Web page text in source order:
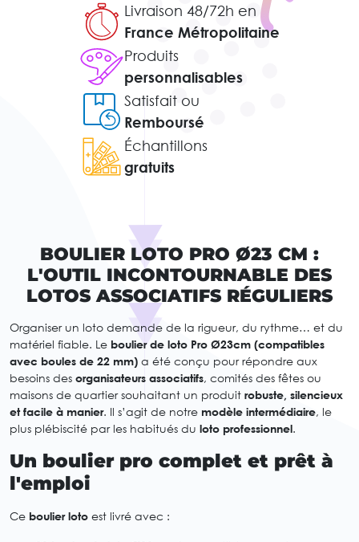
Livraison 48/72h en
France Métropolitaine
Produits
personnalisables
Satisfait ou
Remboursé
Échantillons
gratuits
BOULIER LOTO PRO Ø23 CM :
L'OUTIL INCONTOURNABLE DES
LOTOS ASSOCIATIFS RÉGULIERS
Organiser un loto demande de la rigueur, du rythme… et du
matériel fiable. Le boulier de loto Pro Ø23cm (compatibles
avec boules de 22 mm) a été conçu pour répondre aux
besoins des organisateurs associatifs, comités des fêtes ou
maisons de quartier souhaitant un produit robuste, silencieux
et facile à manier. Il s’agit de notre modèle intermédiaire, le
plus plébiscité par les habitués du loto professionnel.
Un boulier pro complet et prêt à
l'emploi
Ce boulier loto est livré avec :